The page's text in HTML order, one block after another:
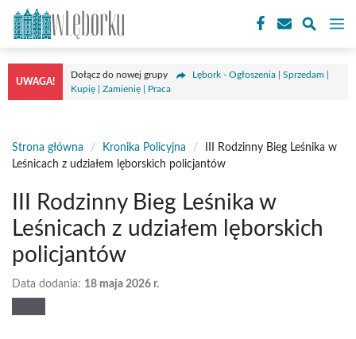
Przejdź
treści
UWAGA!
Dołącz do nowej grupy
Lębork - Ogłoszenia | Sprzedam |
Kupię | Zamienię | Praca
Strona główna / Kronika Policyjna /
III Rodzinny Bieg Leśnika w
Leśnicach z udziałem lęborskich policjantów
III Rodzinny Bieg Leśnika w
Leśnicach z udziałem lęborskich
policjantów
Data dodania: 18 maja 2026 r.